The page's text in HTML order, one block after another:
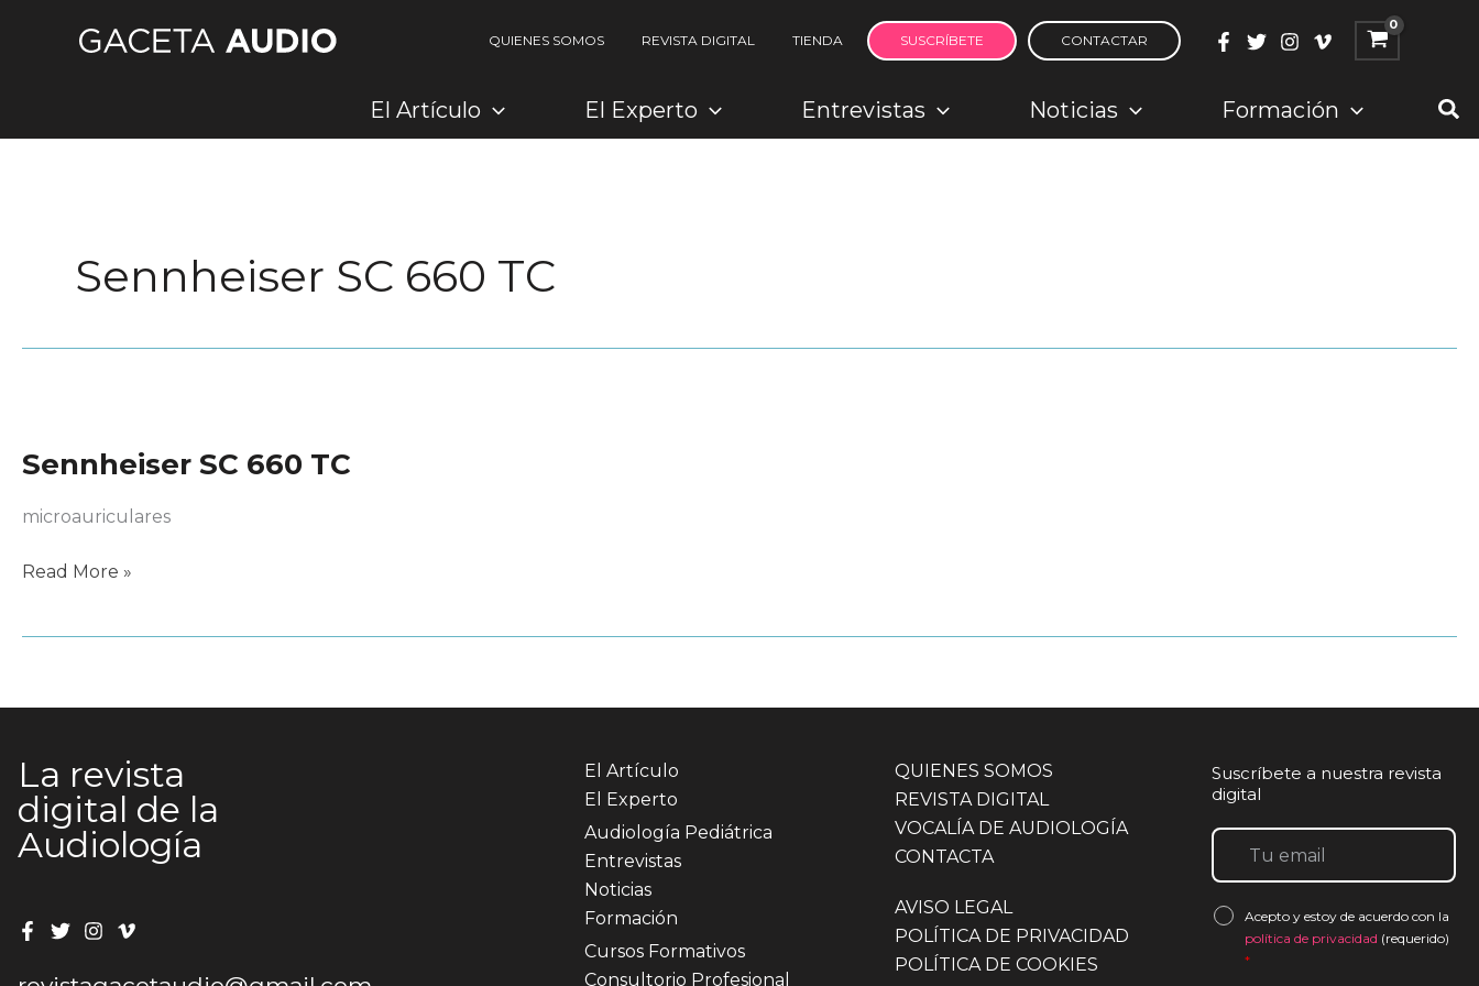
QUIENES SOMOS REVISTA DIGITAL TIENDA SUSCRÍBETE CONTACTAR
El Artículo El Experto Entrevistas Noticias Formación
Sennheiser SC 660 TC
Sennheiser SC 660 TC
microauriculares
Sennheiser
Read More »
La revista
digital de la
Audiología
El Artículo
El Experto
Audiología Pediátrica
Entrevistas
Noticias
Formación
Cursos Formativos
Consultorio Profesional
QUIENES SOMOS
REVISTA DIGITAL
VOCALÍA DE AUDIOLOGÍA
CONTACTA
AVISO LEGAL
POLÍTICA DE PRIVACIDAD
POLÍTICA DE COOKIES
Suscríbete a nuestra revista
digital
Acepto y estoy de acuerdo con la
política de privacidad (requerido)
*